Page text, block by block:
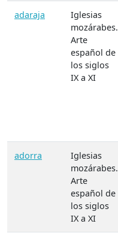
adaraja
Iglesias
mozárabes.
Arte
español de
los siglos
IX a XI
adorra
Iglesias
mozárabes.
Arte
español de
los siglos
IX a XI